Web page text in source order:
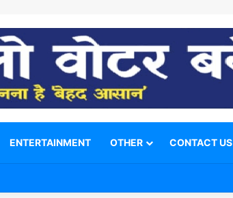
ENTERTAINMENT OTHER CONTACT US